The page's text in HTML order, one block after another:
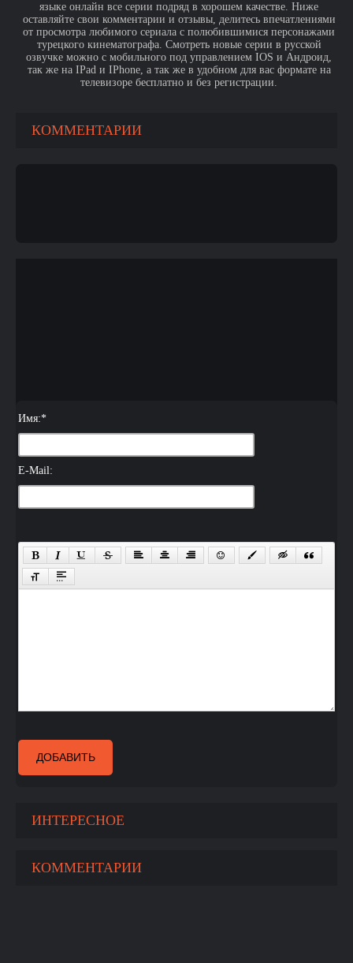
языке онлайн все серии подряд в хорошем качестве. Ниже
оставляйте свои комментарии и отзывы, делитесь впечатлениями
от просмотра любимого сериала с полюбившимися персонажами
турецкого кинематографа. Смотреть новые серии в русской
озвучке можно с мобильного под управлением IOS и Андроид,
так же на IPad и IPhone, а так же в удобном для вас формате на
телевизоре бесплатно и без регистрации.
КОММЕНТАРИИ
Имя:*
E-Mail:
ДОБАВИТЬ
ИНТЕРЕСНОЕ
КОММЕНТАРИИ